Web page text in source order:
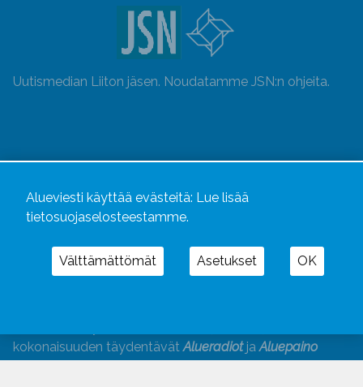
Uutismedian Liiton jäsen. Noudatamme JSN:n ohjeita.
kokonaisuuden täydentävät Alueradiotja Aluepaino
Alueviesti käyttää evästeitä: Lue lisää
tietosuojaselosteestamme.
Välttämättömät Asetukset OK